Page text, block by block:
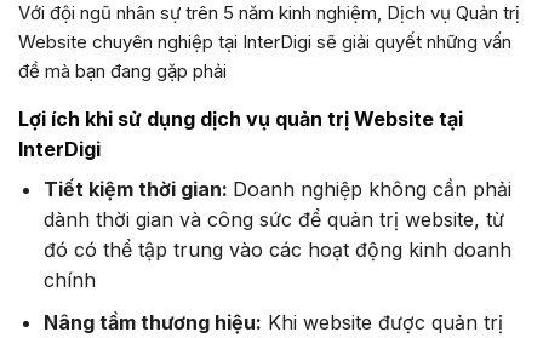
Với đội ngũ nhân sự trên 5 năm kinh nghiệm, Dịch vụ Quản trị
Website chuyên nghiệp tại InterDigi sẽ giải quyết những vấn
đề mà bạn đang gặp phải
Lợi ích khi sử dụng dịch vụ quản trị Website tại
InterDigi
Tiết kiệm thời gian: Doanh nghiệp không cần phải
dành thời gian và công sức để quản trị website, từ
đó có thể tập trung vào các hoạt động kinh doanh
chính
Nâng tầm thương hiệu: Khi website được quản trị